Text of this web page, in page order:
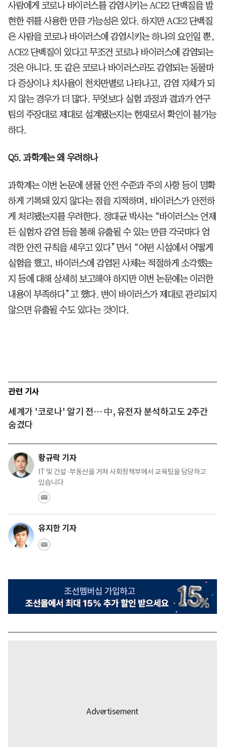
사람에게 코로나 바이러스를 감염시키는 ACE2 단백질을 발
현한 쥐를 사용한 만큼 가능성은 있다. 하지만 ACE2 단백질
은 사람을 코로나 바이러스에 감염시키는 하나의 요인일 뿐,
ACE2 단백질이 있다고 무조건 코로나 바이러스에 감염되는
것은 아니다. 또 같은 코로나 바이러스라도 감염되는 동물마
다 증상이나 치사율이 천차만별로 나타나고, 감염 자체가 되
지 않는 경우가 더 많다. 무엇보다 실험 과정과 결과가 연구
팀의 주장대로 제대로 설계됐는지는 현재로서 확인이 불가능
하다.
Q5. 과학계는 왜 우려하나
과학계는 이번 논문에 생물 안전 수준과 주의 사항 등이 명확
하게 기록돼 있지 않다는 점을 지적하며, 바이러스가 안전하
게 처리됐는지를 우려한다. 정대균 박사는 “바이러스는 언제
든 실험자 감염 등을 통해 유출될 수 있는 만큼 각국마다 엄
격한 안전 규칙을 세우고 있다”면서 “어떤 시설에서 어떻게
실험을 했고, 바이러스에 감염된 사체는 적절하게 소각했는
지 등에 대해 상세히 보고해야 하지만 이번 논문에는 이러한
내용이 부족하다”고 했다. 변이 바이러스가 제대로 관리되지
않으면 유출될 수도 있다는 것이다.
관련 기사
세계가 '코로나' 알기 전… 中, 유전자 분석하고도 2주간
숨겼다
황규락 기자
IT 및 건설·부동산을 거쳐 사회정책부에서 교육팀을 담당하고
있습니다
유지한 기자